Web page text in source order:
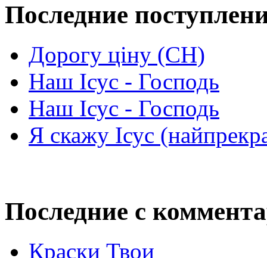
Последние
Дорогу ціну (СН)
Наш Ісус - Господь
Наш Ісус - Господь
Я скажу Ісус
Последние с
Краски Твои